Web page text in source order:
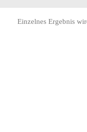
Einzelnes Ergebnis